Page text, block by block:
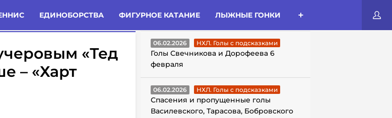
ЕДИНОБОРСТВА ФИГУРНОЕ КАТАНИЕ ЛЫЖНЫЕ ГОНКИ
Новости
«Тед
– «Харт
ГОЛЫ С ПОДСКАЗКАМИ
06.02.2026 НХЛ. Голы с подсказками
Голы Свечникова и Дорофеева 6
февраля
06.02.2026 НХЛ. Голы с подсказками
Спасения и пропущенные голы
Василевского, Тарасова, Бобровского